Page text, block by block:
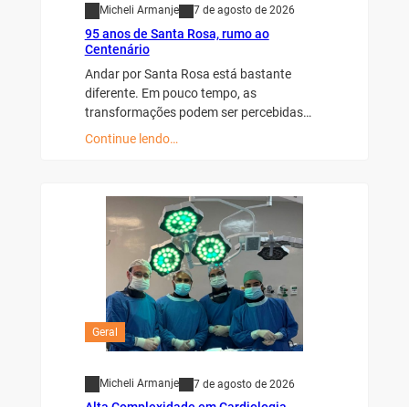
Micheli Armanje 7 de agosto de 2026
95 anos de Santa Rosa, rumo ao
Centenário
Andar por Santa Rosa está bastante
diferente. Em pouco tempo, as
transformações podem ser percebidas…
Continue lendo…
Geral
Micheli Armanje 7 de agosto de 2026